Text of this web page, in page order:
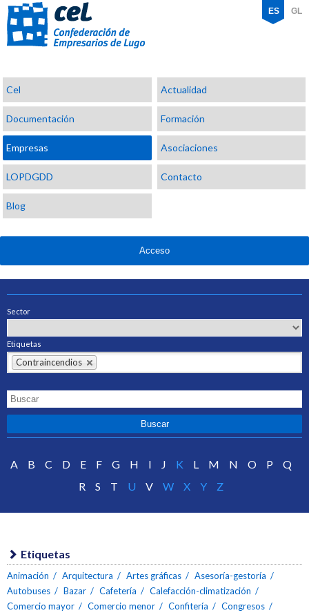
Confederación
de
Empresarios
de
Lugo
ES GL
Cel Actualidad
Documentación Formación
Empresas Asociaciones
LOPDGDD Contacto
Blog
Acceso
Sector
Etiquetas
Contraincendios
A B C D E F G H I J K L M N O P
Q
R
S T U V W X Y Z
Etiquetas
Animación Arquitectura Artes gráficas
Asesoría-gestoría
Autobuses
Bazar Cafetería
Calefacción-climatización
Comercio mayor
Comercio menor Confitería
Congresos